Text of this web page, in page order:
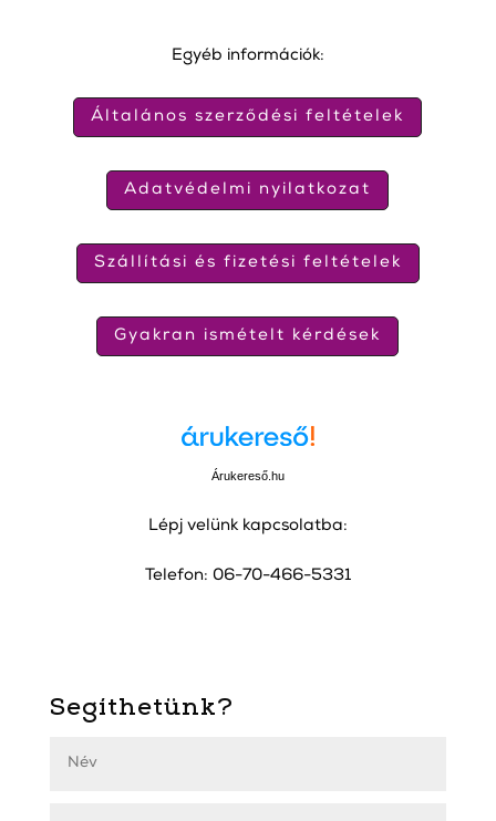
Egyéb információk:
Általános szerződési feltételek
Adatvédelmi nyilatkozat
Szállítási és fizetési feltételek
Gyakran ismételt kérdések
Árukereső.hu
Lépj velünk kapcsolatba:
Telefon: 06-70-466-5331
Segíthetünk?